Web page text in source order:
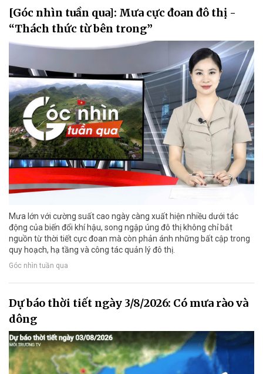
[Góc nhìn tuần qua]: Mưa cực đoan đô thị -
“Thách thức từ bên trong”
Mưa lớn với cường suất cao ngày càng xuất hiện nhiều dưới tác
động của biến đổi khí hậu, song ngập úng đô thị không chỉ bắt
nguồn từ thời tiết cực đoan mà còn phản ánh những bất cập trong
quy hoạch, hạ tầng và công tác quản lý đô thị.
Góc nhìn tuần qua
Dự báo thời tiết ngày 3/8/2026: Có mưa rào và
dông